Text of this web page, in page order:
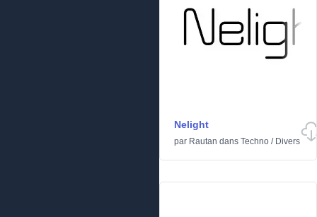
Nelight
par Rautan dans Techno / Divers